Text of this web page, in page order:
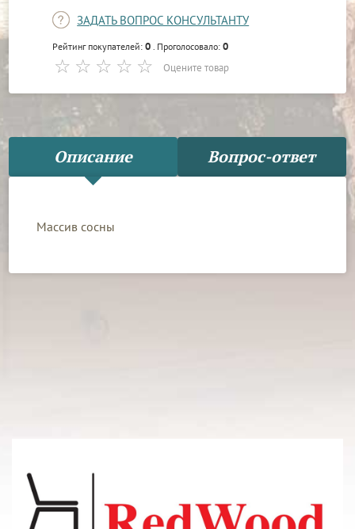
ЗАДАТЬ ВОПРОС КОНСУЛЬТАНТУ
Рейтинг покупателей:0 . Проголосовало:0
Оцените товар
Описание Вопрос-ответ
Массив сосны